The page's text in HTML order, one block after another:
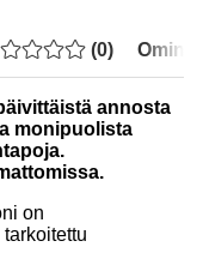
(0)
annosta
monipuolista
on